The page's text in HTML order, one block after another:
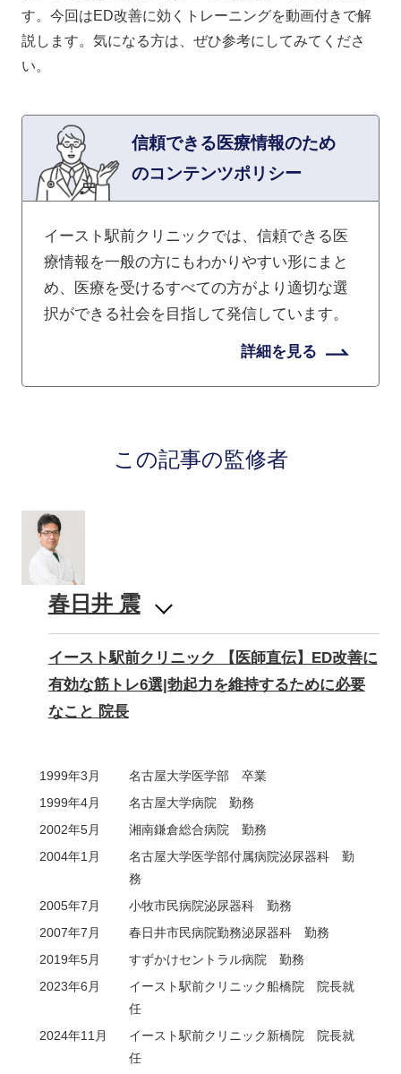
す。今回はED改善に効くトレーニングを動画付きで解
説します。気になる方は、ぜひ参考にしてみてくださ
い。
信頼できる医療情報のため
のコンテンツポリシー
イースト駅前クリニックでは、信頼できる医
療情報を一般の方にもわかりやすい形にまと
め、医療を受けるすべての方がより適切な選
択ができる社会を目指して発信しています。
詳細を見る
この記事の監修者
春日井 震
イースト駅前クリニック 【医師直伝】ED改善に
有効な筋トレ6選|勃起力を維持するために必要
なこと 院長
1999年3月
名古屋大学医学部 卒業
1999年4月
名古屋大学病院 勤務
2002年5月
湘南鎌倉総合病院 勤務
2004年1月
名古屋大学医学部付属病院泌尿器科 勤
務
2005年7月
小牧市民病院泌尿器科 勤務
2007年7月
春日井市民病院勤務泌尿器科 勤務
2019年5月
すずかけセントラル病院 勤務
2023年6月
イースト駅前クリニック船橋院 院長就
任
2024年11月
イースト駅前クリニック新橋院 院長就
任